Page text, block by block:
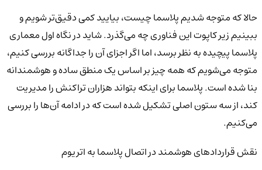
حالا که متوجه شدیم پلاسما چیست، بیایید کمی دقیق‌تر شویم و
ببینیم زیر کاپوت این فناوری چه می‌گذرد. شاید در نگاه اول معماری
پلاسما پیچیده به نظر برسد، اما اگر اجزای آن را جداگانه بررسی کنیم،
متوجه می‌شویم که همه چیز بر اساس یک منطق ساده و هوشمندانه
بنا شده است. پلاسما برای اینکه بتواند هزاران تراکنش را مدیریت
کند، از سه ستون اصلی تشکیل شده است که در ادامه آن‌ها را بررسی
می‌کنیم.
نقش قراردادهای هوشمند در اتصال پلاسما به اتریوم